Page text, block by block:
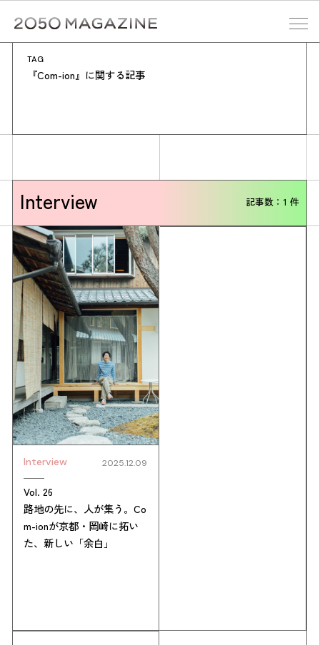
content
Simulation
CO₂削減効果を測る
TAG
『Com-ion』に関する記事
Interview 記事数：1 件
Interview 2025.12.09
Vol. 26
路地の先に、人が集う。Co
m-ionが京都・岡崎に拓い
た、新しい「余白」